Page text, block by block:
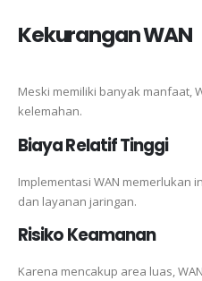
Kekurangan WAN
Meski memiliki banyak manfaat,
kelemahan.
Biaya Relatif Tinggi
Implementasi WAN memerlukan
dan layanan jaringan.
Risiko Keamanan
Karena mencakup area luas,